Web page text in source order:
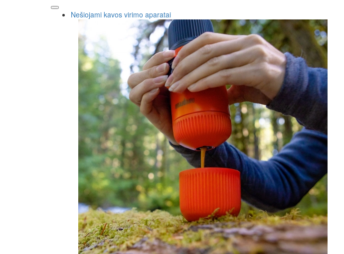
Nešiojami kavos virimo aparatai